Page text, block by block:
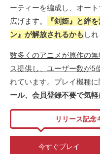
ーティーを編成し、オー
広げます。
『剣姫』と絆
ン』が解放されるかも しれ
数多くのアニメが原作の
ス提供し、ユーザー数が5
れています。プレイ機種に
ール、会員登録不要で気
リリース記念
今すぐプレイ